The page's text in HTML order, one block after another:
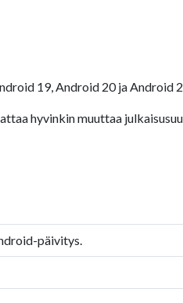
19, Android 20 ja Android
hyvinkin muuttaa
päivitys.